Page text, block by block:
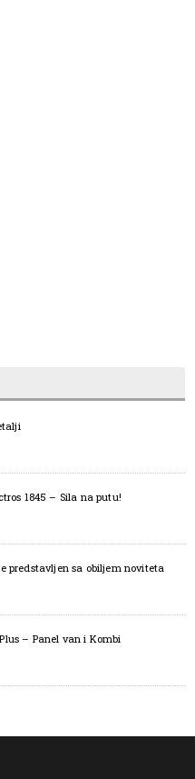
1845 – Sila na putu!
predstavljen sa obiljem noviteta
– Panel van i Kombi